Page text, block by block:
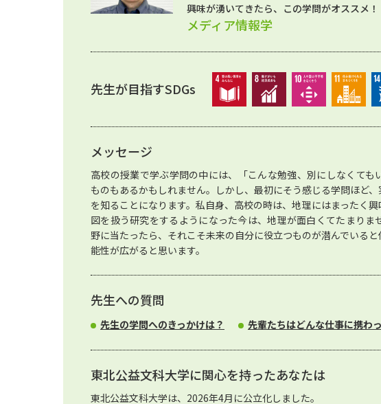
興味が湧いてきたら、この学問がオススメ！
メディア情報学
先生が目指すSDGs
メッセージ
高校の授業で学ぶ学問の中には、「こんな勉強、別にしなくても
ものもあるかもしれません。しかし、最初にそう感じる学問ほど
を知ることになります。私自身、高校の時は、地理にはまったく
図を扱う研究をするようになった今は、地理が面白くてたまりま
野に当たったら、それこそ未来の自分に役立つものが潜んでいる
能性が広がると思います。
先生への質問
先生の学問へのきっかけは？ 先輩たちはどんな仕事に携わ
東北公益文科大学に関心を持ったあなたは
東北公益文科大学は、2026年4月に公立化しました。